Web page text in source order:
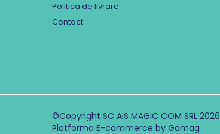
Politica de livrare
Contact
©Copyright SC AIS MAGIC COM SRL 2026
Platforma E-commerce by Gomag